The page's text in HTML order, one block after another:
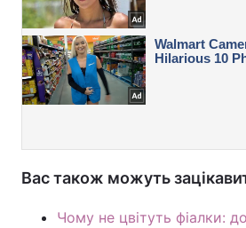
Вас також можуть
Чому не цвітуть фіалки: